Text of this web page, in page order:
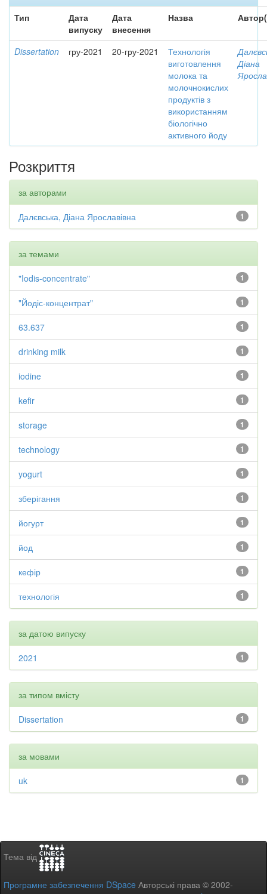
Тип
Дата
випуску
Дата
внесення
Назва
Dissertation гру-2021 20-гру-2021
Технологія
виготовлення
молока та
молочнокислих
продуктів з
використанням
біологічно
активного йоду
Діана
Розкриття
за авторами
1
Далєвська, Діана Ярославівна
за темами
1
"Iodis-concentrate"
1
"Йодіс-концентрат"
1
63.637
1
drinking milk
1
iodine
1
kefir
1
storage
1
technology
1
yogurt
1
зберігання
1
йогурт
1
йод
1
кефір
1
технологія
за датою випуску
1
2021
за типом вмісту
1
Dissertation
за мовами
1
uk
Тема від
Програмне забезпечення DSpace Авторські права © 2002-